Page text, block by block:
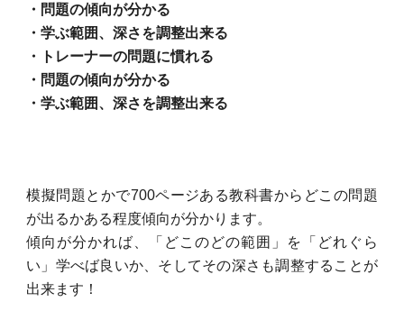
・問題の傾向が分かる
・学ぶ範囲、深さを調整出来る
・トレーナーの問題に慣れる
・問題の傾向が分かる
・学ぶ範囲、深さを調整出来る
模擬問題とかで700ページある教科書からどこの問題
が出るかある程度傾向が分かります。
傾向が分かれば、「どこのどの範囲」を「どれぐら
い」学べば良いか、そしてその深さも調整することが
出来ます！